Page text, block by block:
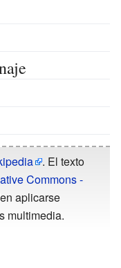
. El texto
Commons -
aplicarse
multimedia.